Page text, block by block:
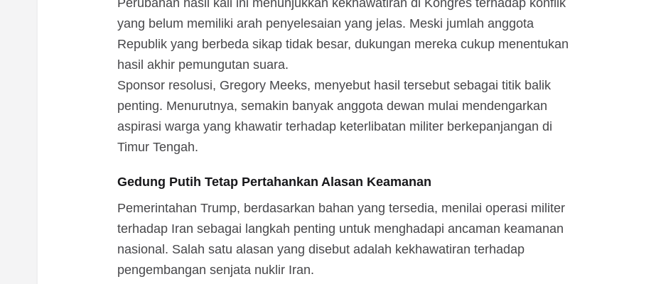
Perubahan hasil kali ini menunjukkan kekhawatiran di Kongres terhadap konflik
yang belum memiliki arah penyelesaian yang jelas. Meski jumlah anggota
Republik yang berbeda sikap tidak besar, dukungan mereka cukup menentukan
hasil akhir pemungutan suara.
Sponsor resolusi, Gregory Meeks, menyebut hasil tersebut sebagai titik balik
penting. Menurutnya, semakin banyak anggota dewan mulai mendengarkan
aspirasi warga yang khawatir terhadap keterlibatan militer berkepanjangan di
Timur Tengah.
Gedung Putih Tetap Pertahankan Alasan Keamanan
Pemerintahan Trump, berdasarkan bahan yang tersedia, menilai operasi militer
terhadap Iran sebagai langkah penting untuk menghadapi ancaman keamanan
nasional. Salah satu alasan yang disebut adalah kekhawatiran terhadap
pengembangan senjata nuklir Iran.